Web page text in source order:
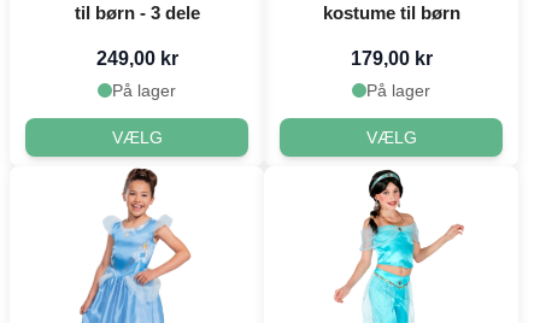
til børn - 3 dele
249,00 kr
På lager
VÆLG
kostume til børn
179,00 kr
På lager
VÆLG